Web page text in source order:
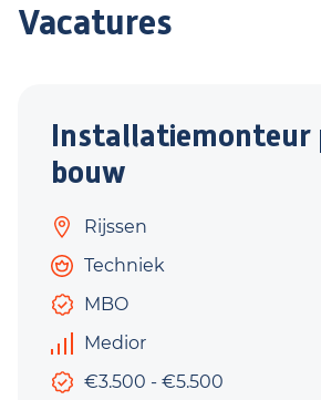
Vacatures
Installatiemonteur
bouw
Rijssen
Techniek
MBO
Medior
€3.500 - €5.500